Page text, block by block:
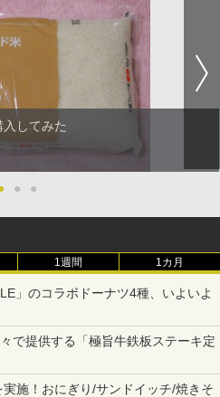
してみた
● ●
1週間 1カ月
」のコラボドーナツ4種、いよいよ
で提供する「極旨牛鉄板ステーキ定
施！おにぎり/サンドイッチ/焼きそ